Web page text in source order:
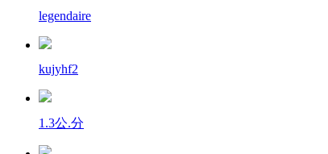
legendaire
kujyhf2
1.3公.分